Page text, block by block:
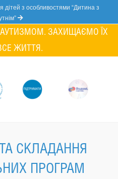
дітей з особливостями “Дитина з
ЗАХИЩАЄМО ЇХ
ЖИТТЯ.
СКЛАДАННЯ
ПРОГРАМ